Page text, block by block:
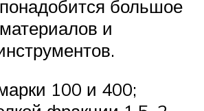
большое
и
100 и 400;